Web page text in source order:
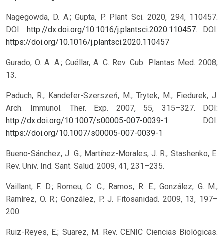
Nagegowda, D. A.; Gupta, P. Plant Sci. 2020, 294, 110457.
DOI: http://dx.doi.org/10.1016/j.plantsci.2020.110457. DOI:
https://doi.org/10.1016/j.plantsci.2020.110457
Gurado, O. A. A.; Cuéllar, A. C. Rev. Cub. Plantas Med. 2008,
13.
Paduch, R.; Kandefer-Szerszeń, M.; Trytek, M.; Fiedurek, J.
Arch. Immunol. Ther. Exp. 2007, 55, 315–327. DOI:
http://dx.doi.org/10.1007/s00005-007-0039-1. DOI:
https://doi.org/10.1007/s00005-007-0039-1
Bueno-Sánchez, J. G.; Martínez-Morales, J. R.; Stashenko, E.
Rev. Univ. Ind. Sant. Salud. 2009, 41, 231–235.
Vaillant, F. D.; Romeu, C. C.; Ramos, R. E.; González, G. M.;
Ramírez, O. R.; González, P. J. Fitosanidad. 2009, 13, 197–
200.
Ruiz-Reyes, E.; Suarez, M. Rev. CENIC Ciencias Biológicas.